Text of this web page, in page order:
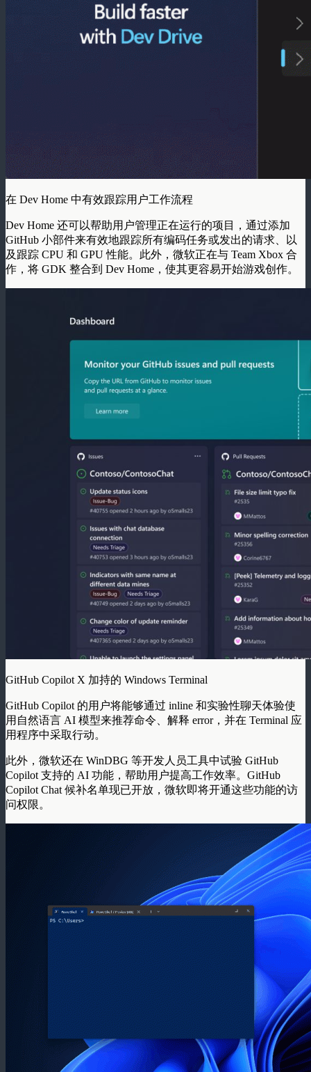
在 Dev Home 中有效跟踪用户工作流程
Dev Home 还可以帮助用户管理正在运行的项目，通过添加
GitHub 小部件来有效地跟踪所有编码任务或发出的请求、以
及跟踪 CPU 和 GPU 性能。此外，微软正在与 Team Xbox 合
作，将 GDK 整合到 Dev Home，使其更容易开始游戏创作。
GitHub Copilot X 加持的 Windows Terminal
GitHub Copilot 的用户将能够通过 inline 和实验性聊天体验使
用自然语言 AI 模型来推荐命令、解释 error，并在 Terminal 应
用程序中采取行动。
此外，微软还在 WinDBG 等开发人员工具中试验 GitHub
Copilot 支持的 AI 功能，帮助用户提高工作效率。GitHub
Copilot Chat 候补名单现已开放，微软即将开通这些功能的访
问权限。